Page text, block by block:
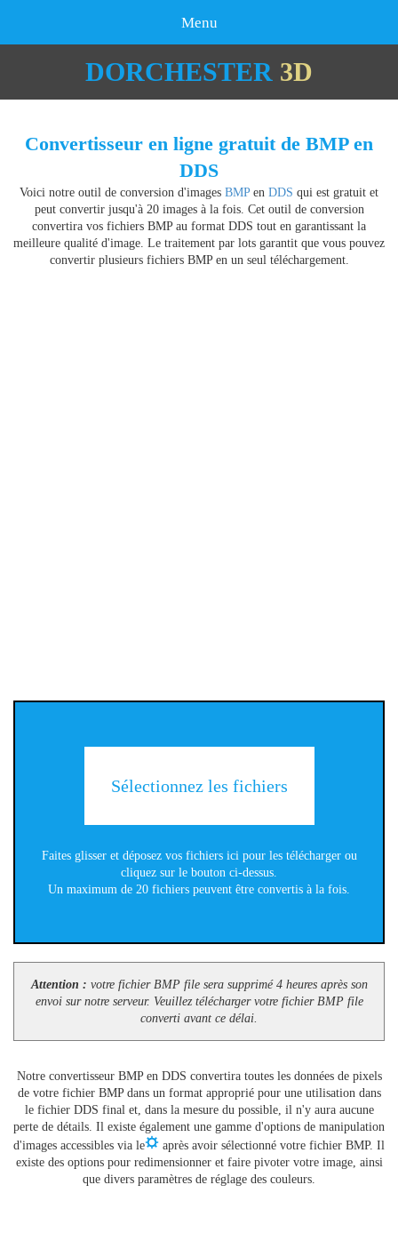
Menu
DORCHESTER 3D
Convertisseur en ligne gratuit de BMP en
DDS
Voici notre outil de conversion d'images BMPen DDS qui est gratuit et
peut convertir jusqu'à 20 images à la fois. Cet outil de conversion
convertira vos fichiers BMP au format DDS tout en garantissant la
meilleure qualité d'image. Le traitement par lots garantit que vous pouvez
convertir plusieurs fichiers BMP en un seul téléchargement.
Sélectionnez les fichiers
Faites glisser et déposez vos fichiers ici pour les télécharger ou
cliquez sur le bouton ci-dessus.
Un maximum de 20 fichiers peuvent être convertis à la fois.
Attention : votre fichier BMP file sera supprimé 4 heures après son
envoi sur notre serveur. Veuillez télécharger votre fichier BMP file
converti avant ce délai.
Notre convertisseur BMP en DDS convertira toutes les données de pixels
de votre fichier BMP dans un format approprié pour une utilisation dans
le fichier DDS final et, dans la mesure du possible, il n'y aura aucune
perte de détails. Il existe également une gamme d'options de manipulation
d'images accessibles via le
après avoir sélectionné votre fichier BMP. Il
existe des options pour redimensionner et faire pivoter votre image, ainsi
que divers paramètres de réglage des couleurs.